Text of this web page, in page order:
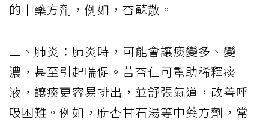
的中藥方劑，例如，杏蘇散。
二、肺炎：肺炎時，可能會讓痰變多、變
濃，甚至引起喘促。苦杏仁可幫助稀釋痰
液，讓痰更容易排出，並舒張氣道，改善呼
吸困難。例如，麻杏甘石湯等中藥方劑，常